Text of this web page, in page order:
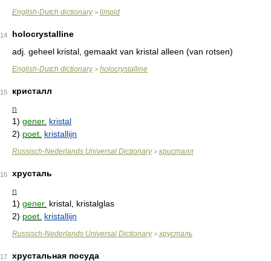
English-Dutch dictionary> limpid
14
holocrystalline
adj. geheel kristal, gemaakt van kristal alleen (van rotsen)
English-Dutch dictionary> holocrystalline
15
кристалл
n
1) gener. kristal
2) poet. kristallijn
Russisch-Nederlands Universal Dictionary> кристалл
16
хрусталь
n
1) gener. kristal, kristalglas
2) poet. kristallijn
Russisch-Nederlands Universal Dictionary> хрусталь
17
хрустальная посуда